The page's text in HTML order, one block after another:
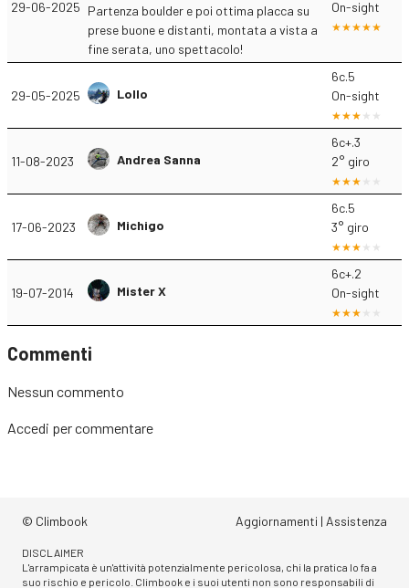
29-06-2025 Partenza boulder e poi ottima placca su
prese buone e distanti, montata a vista a
fine serata, uno spettacolo!
On-sight
29-05-2025 Lollo
6c.5
On-sight
11-08-2023 Andrea Sanna
6c+.3
2° giro
17-06-2023 Michigo
6c.5
3° giro
19-07-2014 Mister X
6c+.2
On-sight
Commenti
Nessun commento
Accedi per commentare
© Climbook Aggiornamenti | Assistenza
DISCLAIMER
L'arrampicata è un'attività potenzialmente pericolosa, chi la pratica lo fa a
suo rischio e pericolo. Climbook e i suoi utenti non sono responsabili di